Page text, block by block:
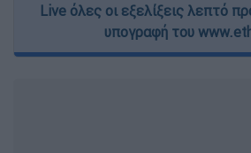
Live όλες οι εξελίξεις λεπτό
υπογραφή του